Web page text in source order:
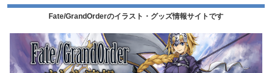
Fate/GrandOrderのイラスト・グッズ情報サイトです